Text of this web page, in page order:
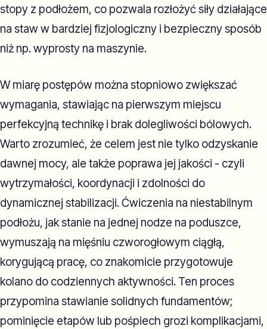
stopy z podłożem, co pozwala rozłożyć siły działające
na staw w bardziej fizjologiczny i bezpieczny sposób
niż np. wyprosty na maszynie.
W miarę postępów można stopniowo zwiększać
wymagania, stawiając na pierwszym miejscu
perfekcyjną technikę i brak dolegliwości bólowych.
Warto zrozumieć, że celem jest nie tylko odzyskanie
dawnej mocy, ale także poprawa jej jakości - czyli
wytrzymałości, koordynacji i zdolności do
dynamicznej stabilizacji. Ćwiczenia na niestabilnym
podłożu, jak stanie na jednej nodze na poduszce,
wymuszają na mięśniu czworogłowym ciągłą,
korygującą pracę, co znakomicie przygotowuje
kolano do codziennych aktywności. Ten proces
przypomina stawianie solidnych fundamentów;
pominięcie etapów lub pośpiech grozi komplikacjami,